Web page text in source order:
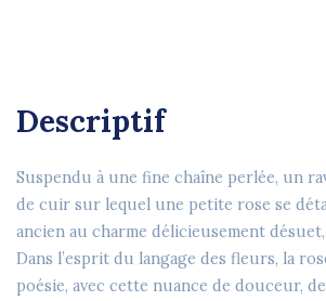
Descriptif
Suspendu à une fine chaîne perlée, un
de cuir sur lequel une petite rose se
ancien au charme délicieusement
Dans l’esprit du langage des fleurs, la
poésie, avec cette nuance de douceur,